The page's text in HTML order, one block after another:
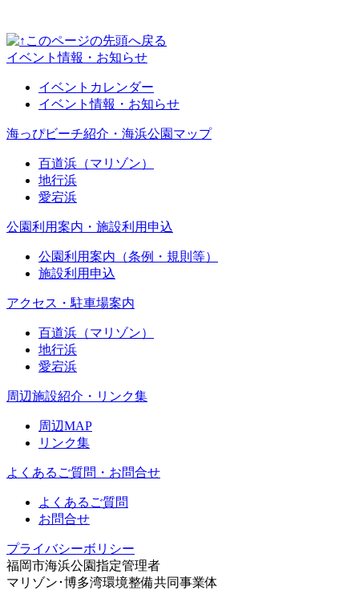
イベント情報・お知らせ
イベントカレンダー
イベント情報・お知らせ
海っぴビーチ紹介・海浜公園マップ
百道浜（マリゾン）
地行浜
愛宕浜
公園利用案内・施設利用申込
公園利用案内（条例・規則等）
施設利用申込
アクセス・駐車場案内
百道浜（マリゾン）
地行浜
愛宕浜
周辺施設紹介・リンク集
周辺MAP
リンク集
よくあるご質問・お問合せ
よくあるご質問
お問合せ
プライバシーボリシー
福岡市海浜公園指定管理者
マリゾン･博多湾環境整備共同事業体